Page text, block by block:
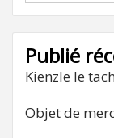
Publié
Kienzle le
Objet de